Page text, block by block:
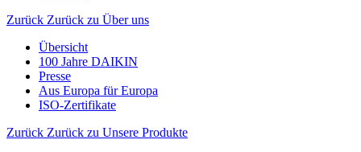
Zurück Zurück zu Über uns
Übersicht
100 Jahre DAIKIN
Presse
Aus Europa für Europa
ISO-Zertifikate
Zurück Zurück zu Unsere Produkte